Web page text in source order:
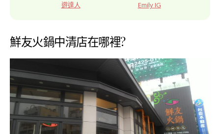
遊達人
Emily IG
鮮友火鍋中清店在哪裡?